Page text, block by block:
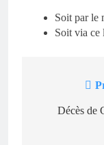
Soit par le
Soit via ce
Décès de